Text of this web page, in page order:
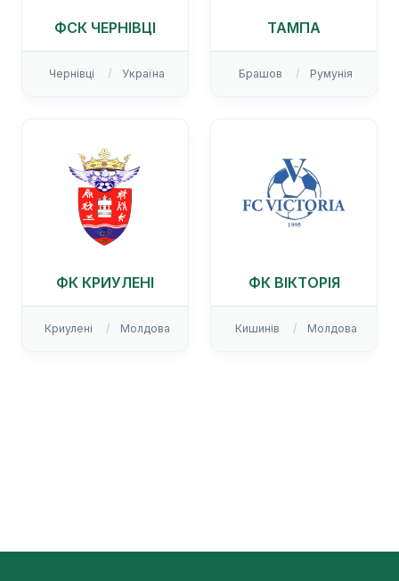
ФСК ЧЕРНІВЦІ
Чернівці Україна
ТАМПА
Брашов Румунія
ФК КРИУЛЕНІ
Криулені Молдова
ФК ВІКТОРІЯ
Кишинів Молдова